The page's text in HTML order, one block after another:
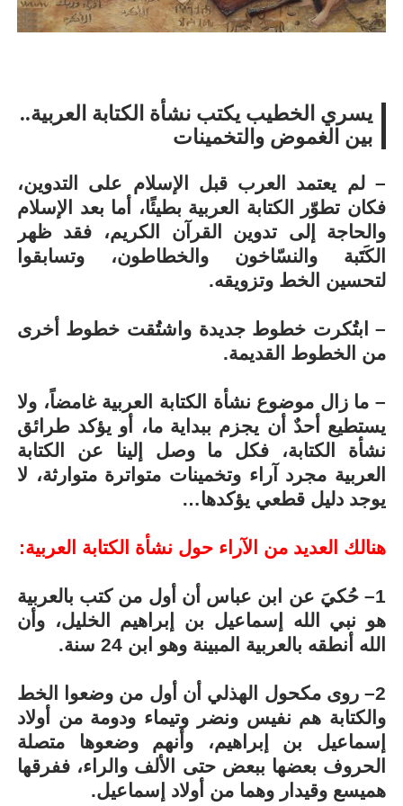
يسري الخطيب يكتب نشأة الكتابة العربية..
بين الغموض والتخمينات
– لم يعتمد العرب قبل الإسلام على التدوين،
فكان تطوّر الكتابة العربية بطيئًا، أما بعد الإسلام
والحاجة إلى تدوين القرآن الكريم، فقد ظهر
الكَتَبة والنسّاخون والخطاطون، وتسابقوا
لتحسين الخط وتزويقه.
– ابتُكرت خطوط جديدة واشتُقت خطوط أخرى
من الخطوط القديمة.
– ما زال موضوع نشأة الكتابة العربية غامضاً، ولا
يستطيع أحدٌ أن يجزم ببداية ما، أو يؤكد طرائق
نشأة الكتابة، فكل ما وصل إلينا عن الكتابة
العربية مجرد آراء وتخمينات متواترة متوارثة، لا
يوجد دليل قطعي يؤكدها…
هنالك العديد من الآراء حول نشأة الكتابة العربية:
1– حُكيَ عن ابن عباس أن أول من كتب بالعربية
هو نبي الله إسماعيل بن إبراهيم الخليل، وأن
الله أنطقه بالعربية المبينة وهو ابن 24 سنة.
2– روى مكحول الهذلي أن أول من وضعوا الخط
والكتابة هم نفيس ونضر وتيماء ودومة من أولاد
إسماعيل بن إبراهيم، وأنهم وضعوها متصلة
الحروف بعضها ببعض حتى الألف والراء، ففرقها
هميسع وقيدار وهما من أولاد إسماعيل.